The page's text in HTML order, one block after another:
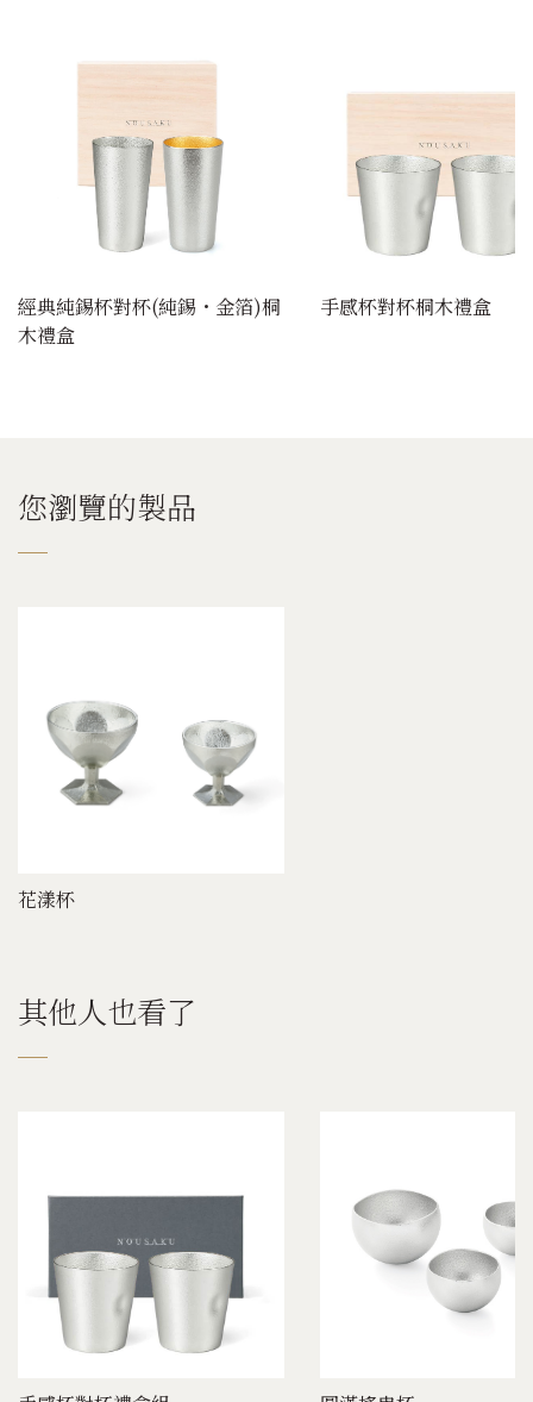
經典純錫杯對杯(純錫・金箔)桐
木禮盒
手感杯對杯桐木禮盒
您瀏覽的製品
花漾杯
其他人也看了